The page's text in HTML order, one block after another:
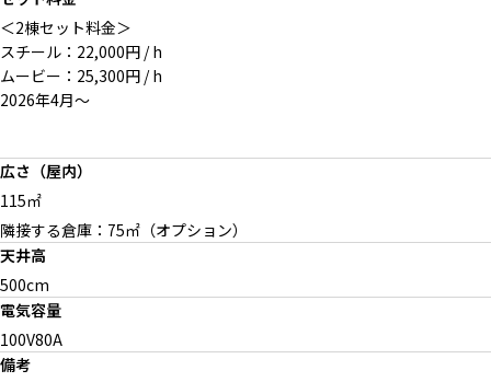
（奥）
＜2棟セット料金＞
スチール：22,000円 / h
ムービー：25,300円 / h
2026年4月～
広さ（屋内）
115㎡
隣接する倉庫：75㎡（オプション）
天井高
500cm
電気容量
100V80A
備考